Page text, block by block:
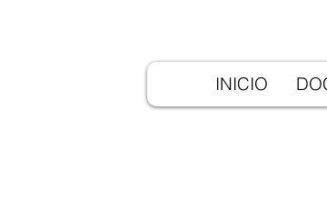
INICIO